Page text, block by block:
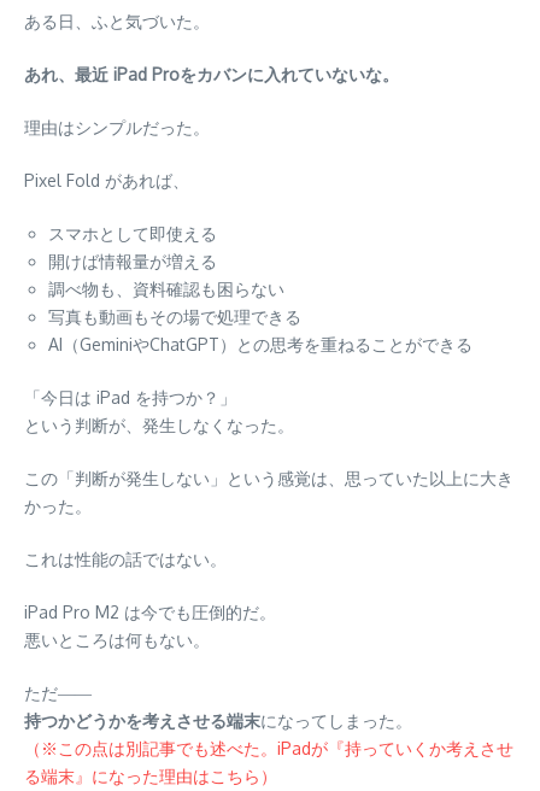
ある日、ふと気づいた。
あれ、最近 iPad Proをカバンに入れていないな。
理由はシンプルだった。
Pixel Fold があれば、
スマホとして即使える
開けば情報量が増える
調べ物も、資料確認も困らない
写真も動画もその場で処理できる
AI（GeminiやChatGPT）との思考を重ねることができる
「今日は iPad を持つか？」
という判断が、発生しなくなった。
この「判断が発生しない」という感覚は、思っていた以上に大き
かった。
これは性能の話ではない。
iPad Pro M2 は今でも圧倒的だ。
悪いところは何もない。
ただ――
持つかどうかを考えさせる端末になってしまった。
（※この点は別記事でも述べた。iPadが『持っていくか考えさせ
る端末』になった理由はこちら）